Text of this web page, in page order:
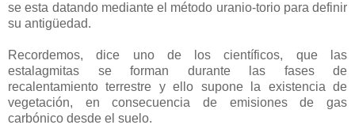
se esta datando mediante el método uranio-torio para definir
su antigüedad.
Recordemos, dice uno de los científicos, que las
estalagmitas se forman durante las fases de
recalentamiento terrestre y ello supone la existencia de
vegetación, en consecuencia de emisiones de gas
carbónico desde el suelo.